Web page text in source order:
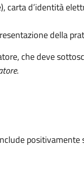
carta d’identità
della
che deve
.